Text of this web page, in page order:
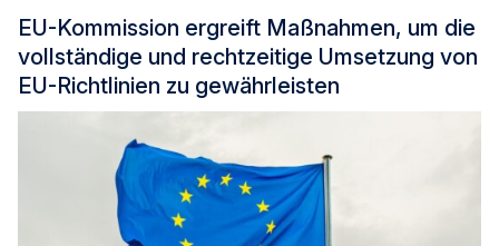
EU-Kommission ergreift Maßnahmen, um die
vollständige und rechtzeitige Umsetzung von
EU-Richtlinien zu gewährleisten